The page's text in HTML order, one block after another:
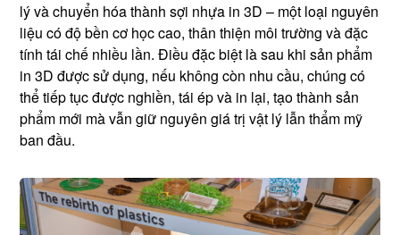
lý và chuyển hóa thành sợi nhựa in 3D – một loại nguyên
liệu có độ bền cơ học cao, thân thiện môi trường và đặc
tính tái chế nhiều lần. Điều đặc biệt là sau khi sản phẩm
in 3D được sử dụng, nếu không còn nhu cầu, chúng có
thể tiếp tục được nghiền, tái ép và in lại, tạo thành sản
phẩm mới mà vẫn giữ nguyên giá trị vật lý lẫn thẩm mỹ
ban đầu.